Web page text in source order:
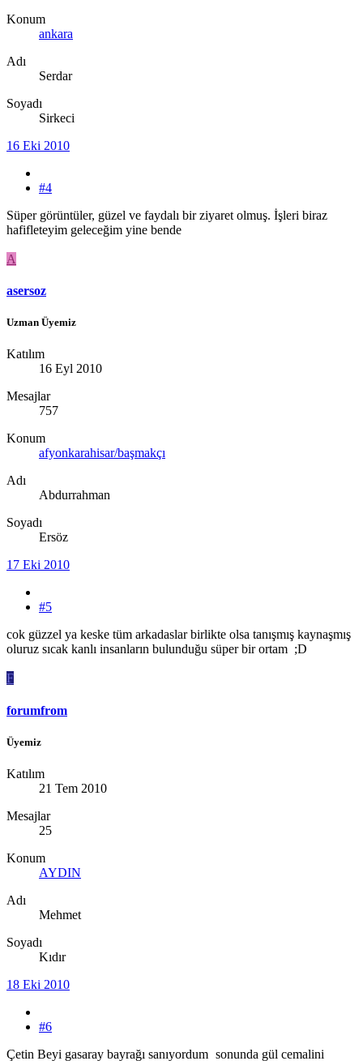
Konum
ankara
Adı
Serdar
Soyadı
Sirkeci
16 Eki 2010
#4
Süper görüntüler, güzel ve faydalı bir ziyaret olmuş. İşleri biraz
hafifleteyim geleceğim yine bende
A
asersoz
Uzman Üyemiz
Katılım
16 Eyl 2010
Mesajlar
757
Konum
afyonkarahisar/başmakçı
Adı
Abdurrahman
Soyadı
Ersöz
17 Eki 2010
#5
cok güzzel ya keske tüm arkadaslar birlikte olsa tanışmış kaynaşmış
oluruz sıcak kanlı insanların bulunduğu süper bir ortam ;D
F
forumfrom
Üyemiz
Katılım
21 Tem 2010
Mesajlar
25
Konum
AYDIN
Adı
Mehmet
Soyadı
Kıdır
18 Eki 2010
#6
Çetin Beyi gasaray bayrağı sanıyordum sonunda gül cemalini